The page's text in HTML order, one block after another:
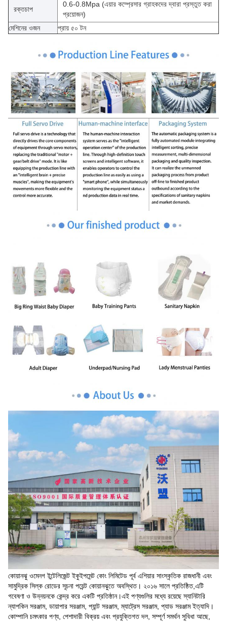
রক্তচাপ
0.6-0.8Mpa (এয়ার কম্প্রেসার গ্রাহকদের দ্বারা প্রস্তুত করা
প্রয়োজন)
মেশিনের ওজন
প্রায় ৫০ টন
কোয়ানঝু ওমেনগ ইন্টেলিজেন্ট ইকুইপমেন্ট কোং লিমিটেড পূর্ব এশিয়ার সাংস্কৃতিক রাজধানী এবং
সামুদ্রিক সিল্ক রোডের সূচনা পয়েন্ট কোয়ানঝুতে অবস্থিত। ২০১৬ সালে প্রতিষ্ঠিত,এটি
গবেষণা ও উন্নয়নকে কেন্দ্র করে একটি প্রতিষ্ঠান।এই পণ্যগুলির মধ্যে রয়েছে স্যানিটারি
ন্যাপকিন সরঞ্জাম, ডায়াপার সরঞ্জাম, প্যান্ট সরঞ্জাম, ম্যাট্রেস সরঞ্জাম, প্যাড সরঞ্জাম ইত্যাদি।
কোম্পানি চমৎকার পণ্য, পেশাদারী বিক্রয় এবং প্রযুক্তিগত দল, সম্পূর্ণ সমর্থন সুবিধা আছে,